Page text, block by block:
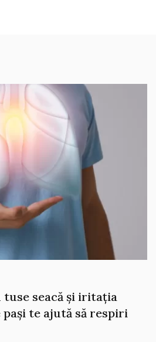
seacă și iritația
te ajută să respiri